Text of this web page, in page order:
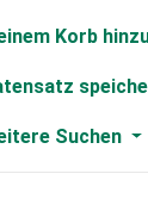
Korb
Suchen